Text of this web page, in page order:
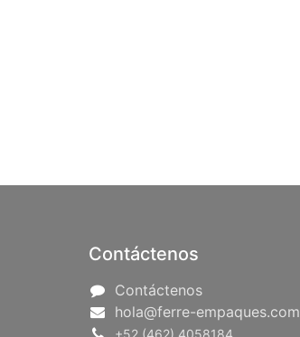
Contáctenos
Contáctenos
hola@ferre-empaques.com
+52 (462) 4058184